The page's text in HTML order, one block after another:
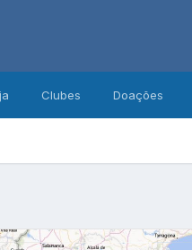
Clubes Doações